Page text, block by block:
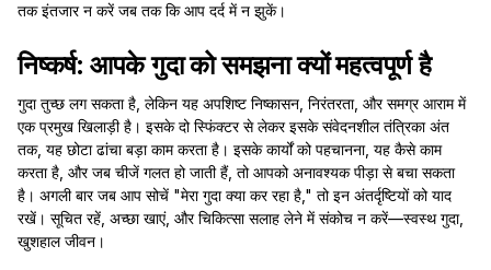
तक इंतजार न करें जब तक कि आप दर्द में न झुकें।
निष्कर्ष: आपके गुदा को समझना क्यों महत्वपूर्ण है
गुदा तुच्छ लग सकता है, लेकिन यह अपशिष्ट निष्कासन, निरंतरता, और समग्र आराम में
एक प्रमुख खिलाड़ी है। इसके दो स्फिंक्टर से लेकर इसके संवेदनशील तंत्रिका अंत
तक, यह छोटा ढांचा बड़ा काम करता है। इसके कार्यों को पहचानना, यह कैसे काम
करता है, और जब चीजें गलत हो जाती हैं, तो आपको अनावश्यक पीड़ा से बचा सकता
है। अगली बार जब आप सोचें "मेरा गुदा क्या कर रहा है," तो इन अंतर्दृष्टियों को याद
रखें। सूचित रहें, अच्छा खाएं, और चिकित्सा सलाह लेने में संकोच न करें—स्वस्थ गुदा,
खुशहाल जीवन।